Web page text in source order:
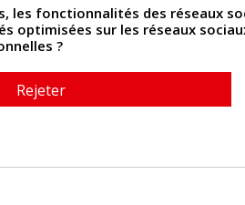
Politique de confidentialité
Politique des cookies
Contactez-nous
fonctionnalités des réseaux
sur les réseaux
?
Rejeter